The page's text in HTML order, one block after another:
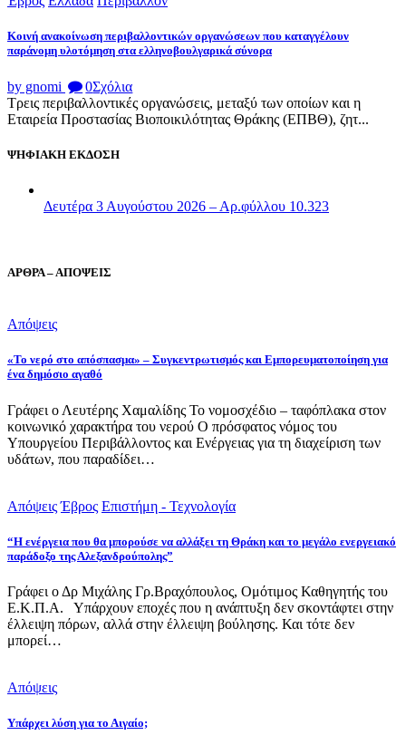
Κοινή ανακοίνωση περιβαλλοντικών οργανώσεων που καταγγέλουν
παράνομη υλοτόμηση στα ελληνοβουλγαρικά σύνορα
by gnomi 0Σχόλια
Τρεις περιβαλλοντικές οργανώσεις, μεταξύ των οποίων και η
Εταιρεία Προστασίας Βιοποικιλότητας Θράκης (ΕΠΒΘ), ζητ...
ΨΗΦΙΑΚΗ ΕΚΔΟΣΗ
Δευτέρα 3 Αυγούστου 2026 – Αρ.φύλλου 10.323
ΑΡΘΡΑ – ΑΠΟΨΕΙΣ
Απόψεις
«Το νερό στο απόσπασμα» – Συγκεντρωτισμός και Εμπορευματοποίηση για
ένα δημόσιο αγαθό
Γράφει ο Λευτέρης Χαμαλίδης Το νομοσχέδιο – ταφόπλακα στον
κοινωνικό χαρακτήρα του νερού Ο πρόσφατος νόμος του
Υπουργείου Περιβάλλοντος και Ενέργειας για τη διαχείριση των
υδάτων, που παραδίδει…
Απόψεις Έβρος Επιστήμη - Τεχνολογία
“Η ενέργεια που θα μπορούσε να αλλάξει τη Θράκη και το μεγάλο ενεργειακό
παράδοξο της Αλεξανδρούπολης”
Γράφει ο Δρ Μιχάλης Γρ.Βραχόπουλος, Ομότιμος Καθηγητής του
Ε.Κ.Π.Α. Υπάρχουν εποχές που η ανάπτυξη δεν σκοντάφτει στην
έλλειψη πόρων, αλλά στην έλλειψη βούλησης. Και τότε δεν
μπορεί…
Απόψεις
Υπάρχει λύση για το Αιγαίο;